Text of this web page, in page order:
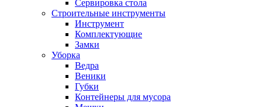
Сервировка стола
Строительные инструменты
Инструмент
Комплектующие
Замки
Уборка
Ведра
Веники
Губки
Контейнеры для мусора